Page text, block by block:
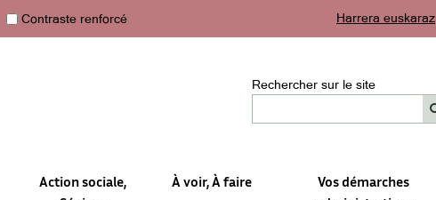
Contraste renforcé Harrera euskaraz
Rechercher sur le site
Action sociale,
À voir, À faire
Vos démarches